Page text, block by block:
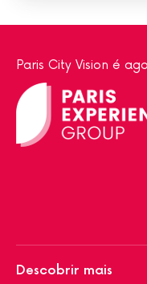
Paris City Vision é
Descobrir mais